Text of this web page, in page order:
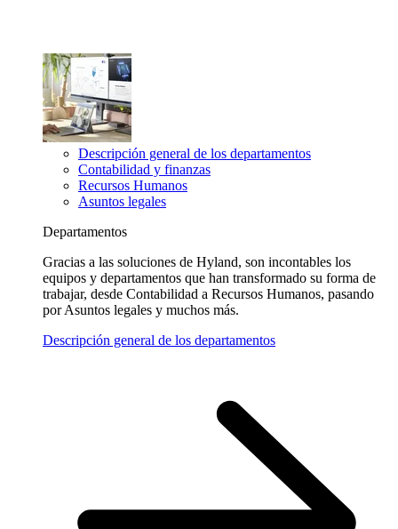
Descripción general de los departamentos
Contabilidad y finanzas
Recursos Humanos
Asuntos legales
Departamentos
Gracias a las soluciones de Hyland, son incontables los
equipos y departamentos que han transformado su forma de
trabajar, desde Contabilidad a Recursos Humanos, pasando
por Asuntos legales y muchos más.
Descripción general de los departamentos